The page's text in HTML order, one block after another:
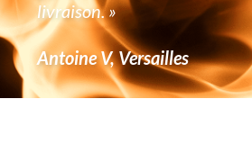
livraison. »
Antoine V, Versailles